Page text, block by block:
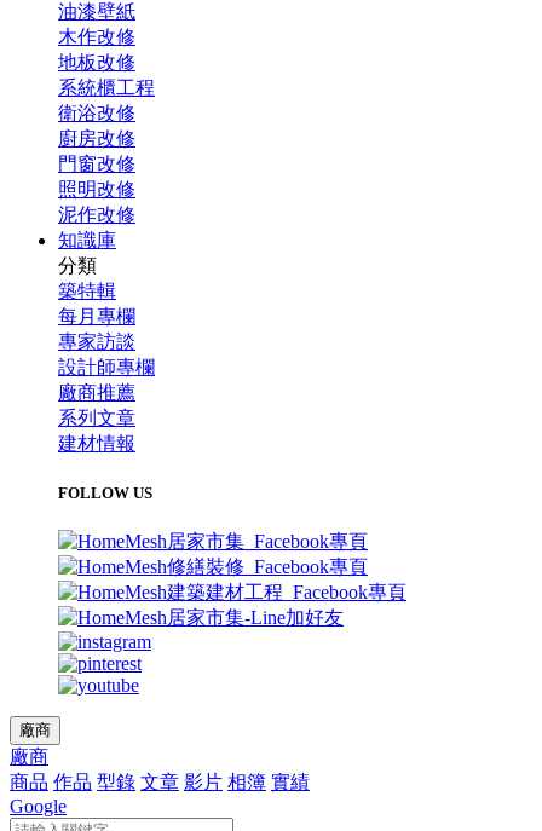
油漆壁紙
木作改修
地板改修
系統櫃工程
衛浴改修
廚房改修
門窗改修
照明改修
泥作改修
知識庫
分類
築特輯
每月專欄
專家訪談
設計師專欄
廠商推薦
系列文章
建材情報
FOLLOW US
廠商
廠商
商品 作品 型錄 文章 影片 相簿 實績
Google